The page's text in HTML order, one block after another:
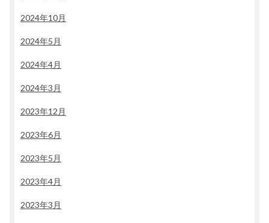
2024年10月
2024年5月
2024年4月
2024年3月
2023年12月
2023年6月
2023年5月
2023年4月
2023年3月